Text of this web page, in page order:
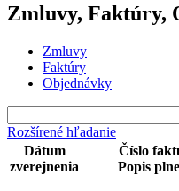
Zmluvy, Faktúry,
Zmluvy
Faktúry
Objednávky
Rozšírené hľadanie
Dátum
zverejnenia
Číslo
Popis